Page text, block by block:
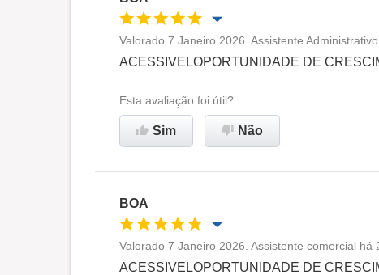
Oportunidade de promoção
Ambiente de trabalho
Recomenda esta empresa
Valorado 7 Janeiro 2026. Assistente
ACESSIVELOPORTUNIDADE DE
Esta avaliação foi útil?
Sim Não
BOA
Oportunidade de promoção
Valorado 7 Janeiro 2026. Assistente comercial
ACESSIVELOPORTUNIDADE DE